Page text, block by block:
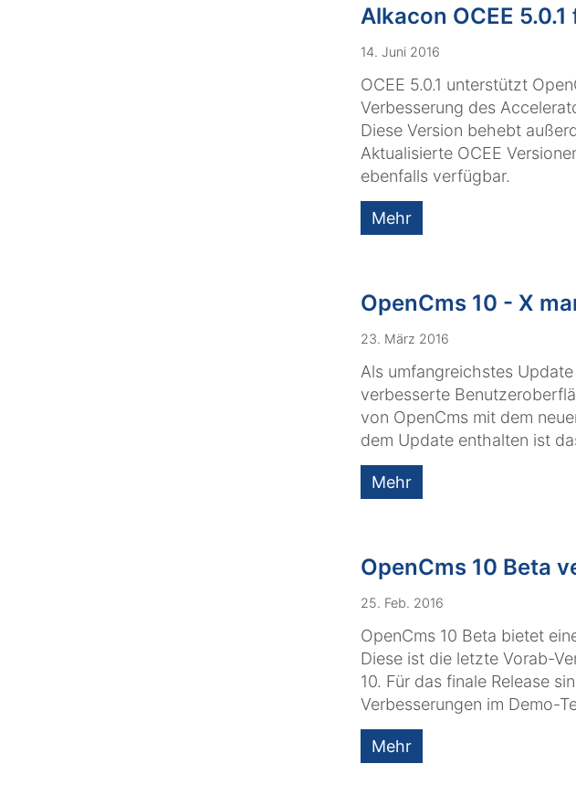
Alkacon OCEE
14. Juni 2016
OCEE 5.0.1 unterstützt
Verbesserung des
Diese Version behebt
Aktualisierte OCEE
ebenfalls verfügbar.
Mehr
OpenCms 10 - X
23. März 2016
Als umfangreichstes
verbesserte
von OpenCms mit dem
dem Update enthalten ist
Mehr
OpenCms 10 Beta
25. Feb. 2016
OpenCms 10 Beta bietet
Diese ist die letzte Vorab-
10. Für das finale Release
Verbesserungen im Demo-
Mehr